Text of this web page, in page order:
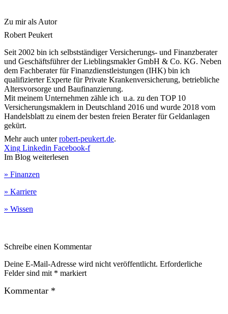
Zu mir als Autor
Robert Peukert
Seit 2002 bin ich selbstständiger Versicherungs- und Finanzberater
und Geschäftsführer der Lieblingsmakler GmbH & Co. KG. Neben
dem Fachberater für Finanzdienstleistungen (IHK) bin ich
qualifizierter Experte für Private Krankenversicherung, betriebliche
Altersvorsorge und Baufinanzierung.
Mit meinem Unternehmen zähle ich u.a. zu den TOP 10
Versicherungsmaklern in Deutschland 2016 und wurde 2018 vom
Handelsblatt zu einem der besten freien Berater für Geldanlagen
gekürt.
Mehr auch unterrobert-peukert.de.
Xing Linkedin Facebook-f
Im Blog weiterlesen
» Finanzen
» Karriere
» Wissen
Schreibe einen Kommentar
Deine E-Mail-Adresse wird nicht veröffentlicht. Erforderliche
Felder sind mit * markiert
Kommentar *